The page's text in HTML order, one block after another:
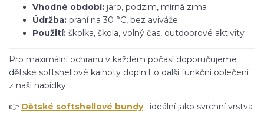
Vhodné období: jaro, podzim, mírná zima
Údržba: praní na 30 °C, bez aviváže
Použití: školka, škola, volný čas, outdoorové aktivity
Pro maximální ochranu v každém počasí doporučujeme
dětské softshellové kalhoty doplnit o další funkční oblečení
z naší nabídky:
👉 Dětské softshellové bundy– ideální jako svrchní vrstva